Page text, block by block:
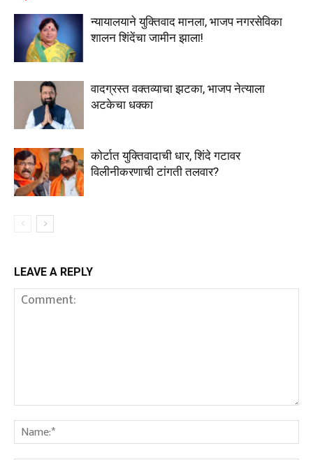
न्यायालयाने युक्तिवाद मानला, भाजप नगरसेविका
शालन शिंदेंचा जामीन झाला!
वादग्रस्त वक्तव्याचा झटका, भाजप नेत्याला
अटकेचा धक्का
कोर्टात युक्तिवादाची धार, शिंदे गटावर
विलीनीकरणाची टांगती तलवार?
LEAVE A REPLY